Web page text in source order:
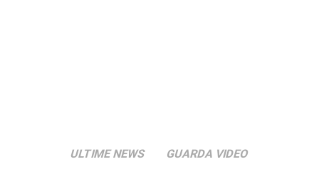
ULTIME NEWS GUARDA VIDEO